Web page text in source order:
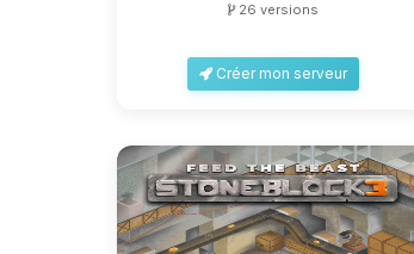
26 versions
Créer mon serveur